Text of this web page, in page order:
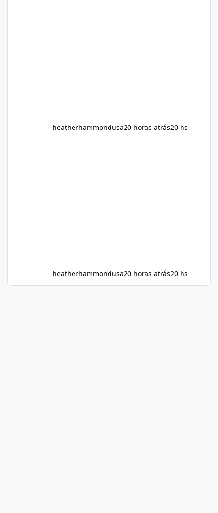
heatherhammondusa20 horas atrás20 hs
heatherhammondusa20 horas atrás20 hs